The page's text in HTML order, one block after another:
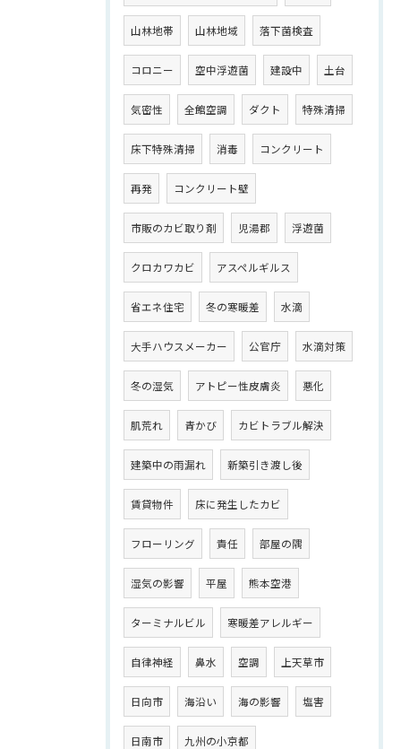
山林地帯 山林地域 落下菌検査
コロニー 空中浮遊菌 建設中 土台
気密性 全館空調 ダクト 特殊清掃
床下特殊清掃 消毒 コンクリート
再発 コンクリート壁
市販のカビ取り剤 児湯郡 浮遊菌
クロカワカビ アスペルギルス
省エネ住宅 冬の寒暖差 水滴
大手ハウスメーカー 公官庁 水滴対策
冬の湿気 アトピー性皮膚炎 悪化
肌荒れ 青かび カビトラブル解決
建築中の雨漏れ 新築引き渡し後
賃貸物件 床に発生したカビ
フローリング 責任 部屋の隅
湿気の影響 平屋 熊本空港
ターミナルビル 寒暖差アレルギー
自律神経 鼻水 空調 上天草市
日向市 海沿い 海の影響 塩害
日南市 九州の小京都